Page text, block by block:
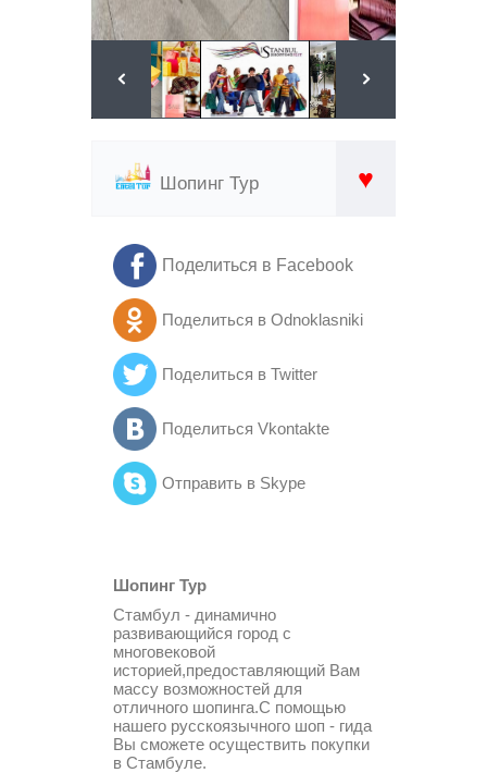
Шопинг Тур ♥
Поделиться в Facebook
Поделиться в Odnoklasniki
Поделиться в Twitter
Поделиться Vkontakte
Отправить в Skype
Шопинг Тур
Стамбул - динамично
развивающийся город с
многовековой
историей,предоставляющий Вам
массу возможностей для
отличного шопинга.С помощью
нашего русскоязычного шоп - гида
Вы сможете осуществить покупки
в Стамбуле.